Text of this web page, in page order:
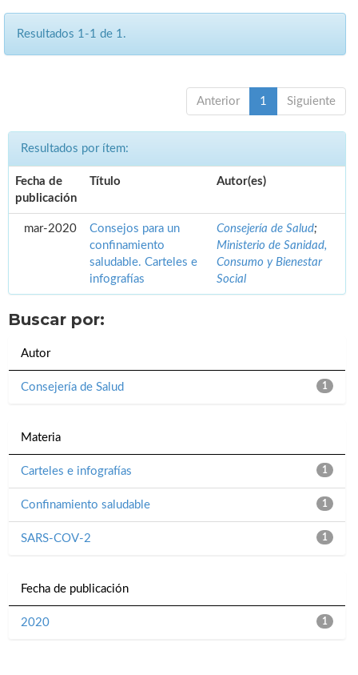
Resultados 1-1 de 1.
Anterior 1 Siguiente
Resultados por ítem:
Fecha de
publicación
Título Autor(es)
mar-2020
Consejos para un
confinamiento
saludable. Carteles e
infografías
Consejería de Salud;
Ministerio de Sanidad,
Consumo y Bienestar
Social
Buscar por:
Autor
1
Consejería de Salud
Materia
1
Carteles e infografías
1
Confinamiento saludable
1
SARS-COV-2
Fecha de publicación
1
2020